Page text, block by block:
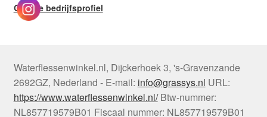
Google bedrijfsprofiel
Waterflessenwinkel.nl, Dijckerhoek 3, 's-Gravenzande
2692GZ, Nederland - E-mail: info@grassys.nl URL:
https://www.waterflessenwinkel.nl/ Btw-nummer:
NL857719579B01 Fiscaal nummer: NL857719579B01